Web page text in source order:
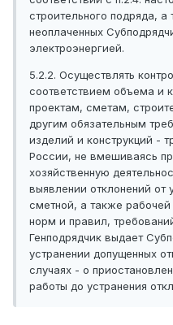
строительного подряда, а
неоплаченных
электроэнергией.
5.2.2. Осуществлять
соответствием объема и
проектам, сметам,
другим обязательным
изделий и конструкций -
России, не вмешиваясь
хозяйственную
выявлении отклонений от
сметной, а также рабочей
норм и правил,
Генподрядчик выдает
устранении допущенных
случаях - о
работы до устранения